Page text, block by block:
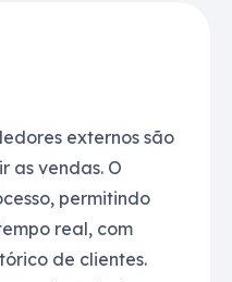
externos são
as vendas. O
permitindo
real, com
de clientes.